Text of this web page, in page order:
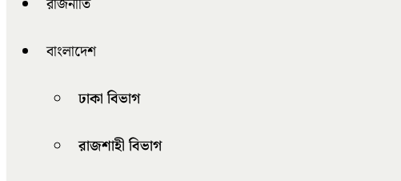
বাংলাদেশ
ঢাকা বিভাগ
রাজশাহী বিভাগ